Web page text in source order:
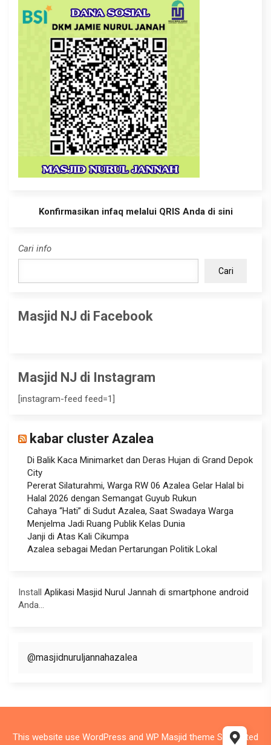
Konfirmasikan infaq melalui QRIS Anda di sini
Cari info
Cari
Masjid NJ di Facebook
Masjid NJ di Instagram
[instagram-feed feed=1]
kabar cluster Azalea
Di Balik Kaca Minimarket dan Deras Hujan di Grand Depok
City
Pererat Silaturahmi, Warga RW 06 Azalea Gelar Halal bi
Halal 2026 dengan Semangat Guyub Rukun
Cahaya “Hati” di Sudut Azalea, Saat Swadaya Warga
Menjelma Jadi Ruang Publik Kelas Dunia
Janji di Atas Kali Cikumpa
Azalea sebagai Medan Pertarungan Politik Lokal
Install Aplikasi Masjid Nurul Jannah di smartphone android
Anda...
@masjidnuruljannahazalea
This website use WordPress and WP Masjid theme Supported